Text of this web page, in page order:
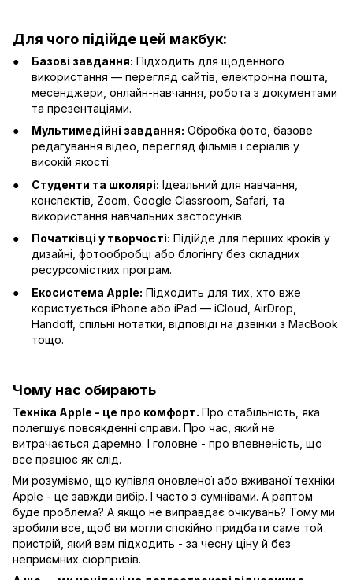
Для чого підійде цей макбук:
Базові завдання: Підходить для щоденного
використання — перегляд сайтів, електронна пошта,
месенджери, онлайн-навчання, робота з документами
та презентаціями.
Мультимедійні завдання: Обробка фото, базове
редагування відео, перегляд фільмів і серіалів у
високій якості.
Студенти та школярі: Ідеальний для навчання,
конспектів, Zoom, Google Classroom, Safari, та
використання навчальних застосунків.
Початківці у творчості: Підійде для перших кроків у
дизайні, фотообробці або блогінгу без складних
ресурсомістких програм.
Екосистема Apple: Підходить для тих, хто вже
користується iPhone або iPad — iCloud, AirDrop,
Handoff, спільні нотатки, відповіді на дзвінки з MacBook
тощо.
Чому нас обирають
Техніка Apple - це про комфорт. Про стабільність, яка
полегшує повсякденні справи. Про час, який не
витрачається даремно. І головне - про впевненість, що
все працює як слід.
Ми розуміємо, що купівля оновленої або вживаної техніки
Apple - це завжди вибір. І часто з сумнівами. А раптом
буде проблема? А якщо не виправдає очікувань? Тому ми
зробили все, щоб ви могли спокійно придбати саме той
пристрій, який вам підходить - за чесну ціну й без
неприємних сюрпризів.